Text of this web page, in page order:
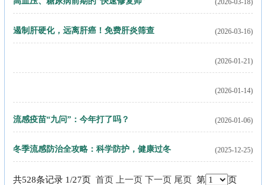
(2026-03-18)
(2026-03-16)
遏制肝硬化，远离肝癌！免费肝炎筛查
(2026-01-21)
(2026-01-14)
孩子一直坐第一排？每年长高不到5厘米？别错过干预时机
(2026-01-06)
流感疫苗“九问”：今年打了吗？
(2025-12-25)
冬季流感防治全攻略：科学防护，健康过冬
共528条记录 1/27页 首页 上一页 下一页 尾页 第 页